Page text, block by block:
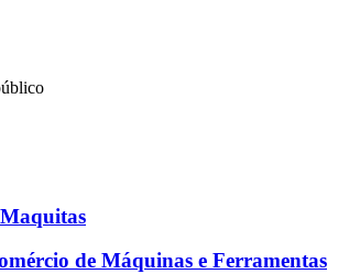
de Máquinas e Ferramentas